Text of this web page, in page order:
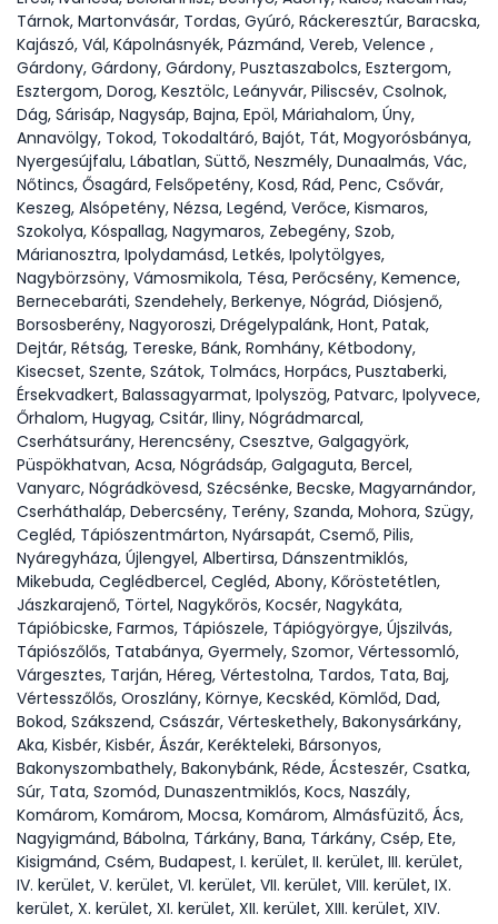
Tárnok, Martonvásár, Tordas, Gyúró, Ráckeresztúr, Baracska,
Kajászó, Vál, Kápolnásnyék, Pázmánd, Vereb, Velence ,
Gárdony, Gárdony, Gárdony, Pusztaszabolcs, Esztergom,
Esztergom, Dorog, Kesztölc, Leányvár, Piliscsév, Csolnok,
Dág, Sárisáp, Nagysáp, Bajna, Epöl, Máriahalom, Úny,
Annavölgy, Tokod, Tokodaltáró, Bajót, Tát, Mogyorósbánya,
Nyergesújfalu, Lábatlan, Süttő, Neszmély, Dunaalmás, Vác,
Nőtincs, Ősagárd, Felsőpetény, Kosd, Rád, Penc, Csővár,
Keszeg, Alsópetény, Nézsa, Legénd, Verőce, Kismaros,
Szokolya, Kóspallag, Nagymaros, Zebegény, Szob,
Márianosztra, Ipolydamásd, Letkés, Ipolytölgyes,
Nagybörzsöny, Vámosmikola, Tésa, Perőcsény, Kemence,
Bernecebaráti, Szendehely, Berkenye, Nógrád, Diósjenő,
Borsosberény, Nagyoroszi, Drégelypalánk, Hont, Patak,
Dejtár, Rétság, Tereske, Bánk, Romhány, Kétbodony,
Kisecset, Szente, Szátok, Tolmács, Horpács, Pusztaberki,
Érsekvadkert, Balassagyarmat, Ipolyszög, Patvarc, Ipolyvece,
Őrhalom, Hugyag, Csitár, Iliny, Nógrádmarcal,
Cserhátsurány, Herencsény, Csesztve, Galgagyörk,
Püspökhatvan, Acsa, Nógrádsáp, Galgaguta, Bercel,
Vanyarc, Nógrádkövesd, Szécsénke, Becske, Magyarnándor,
Cserháthaláp, Debercsény, Terény, Szanda, Mohora, Szügy,
Cegléd, Tápiószentmárton, Nyársapát, Csemő, Pilis,
Nyáregyháza, Újlengyel, Albertirsa, Dánszentmiklós,
Mikebuda, Ceglédbercel, Cegléd, Abony, Kőröstetétlen,
Jászkarajenő, Törtel, Nagykőrös, Kocsér, Nagykáta,
Tápióbicske, Farmos, Tápiószele, Tápiógyörgye, Újszilvás,
Tápiószőlős, Tatabánya, Gyermely, Szomor, Vértessomló,
Várgesztes, Tarján, Héreg, Vértestolna, Tardos, Tata, Baj,
Vértesszőlős, Oroszlány, Környe, Kecskéd, Kömlőd, Dad,
Bokod, Szákszend, Császár, Vérteskethely, Bakonysárkány,
Aka, Kisbér, Kisbér, Ászár, Kerékteleki, Bársonyos,
Bakonyszombathely, Bakonybánk, Réde, Ácsteszér, Csatka,
Súr, Tata, Szomód, Dunaszentmiklós, Kocs, Naszály,
Komárom, Komárom, Mocsa, Komárom, Almásfüzitő, Ács,
Nagyigmánd, Bábolna, Tárkány, Bana, Tárkány, Csép, Ete,
Kisigmánd, Csém, Budapest, I. kerület, II. kerület, III. kerület,
IV. kerület, V. kerület, VI. kerület, VII. kerület, VIII. kerület, IX.
kerület, X. kerület, XI. kerület, XII. kerület, XIII. kerület, XIV.